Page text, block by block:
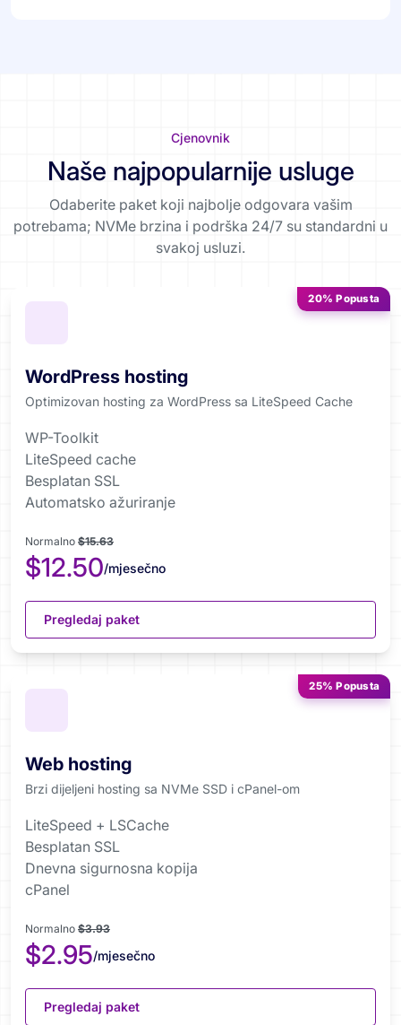
Cjenovnik
Naše najpopularnije usluge
Odaberite paket koji najbolje odgovara vašim
potrebama; NVMe brzina i podrška 24/7 su standardni u
svakoj usluzi.
20% Popusta
WordPress hosting
Optimizovan hosting za WordPress sa LiteSpeed Cache
WP-Toolkit
LiteSpeed cache
Besplatan SSL
Automatsko ažuriranje
Normalno $15.63
$12.50/mjesečno
Pregledaj paket
25% Popusta
Web hosting
Brzi dijeljeni hosting sa NVMe SSD i cPanel-om
LiteSpeed + LSCache
Besplatan SSL
Dnevna sigurnosna kopija
cPanel
Normalno $3.93
$2.95/mjesečno
Pregledaj paket